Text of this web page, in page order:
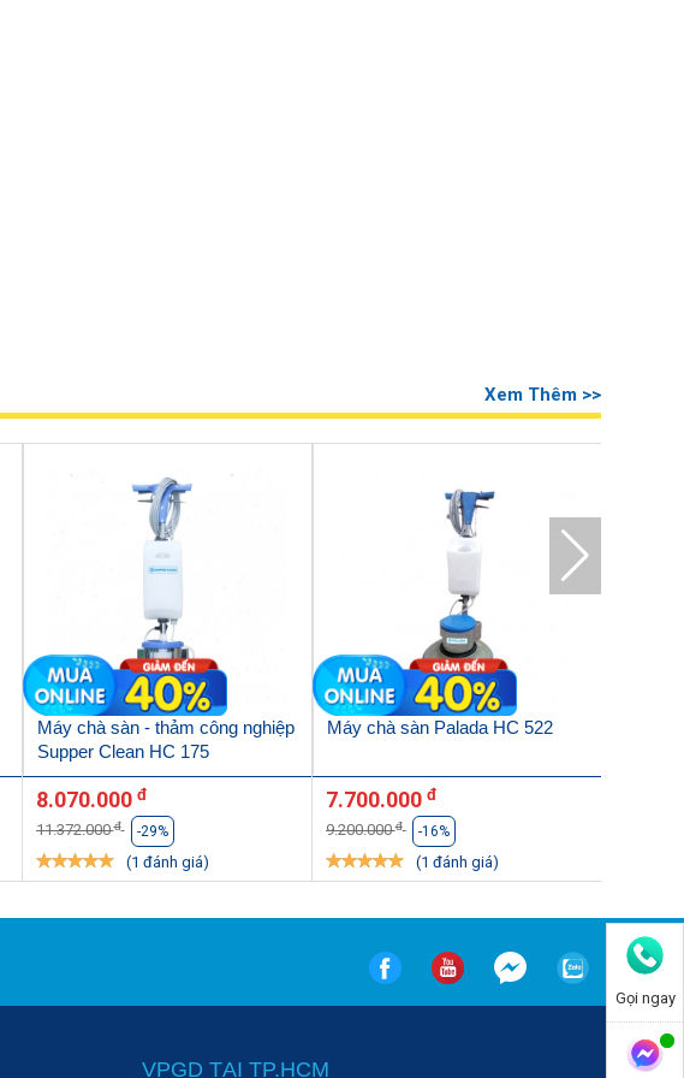
Xem Thêm >>
Máy chà sàn - thảm công nghiệp
Supper Clean HC 175
8.070.000 đ
11.372.000đ -29%
(1 đánh giá)
Máy chà sàn Palada HC 522
7.700.000 đ
9.200.000đ -16%
(1 đánh giá)
VPGD TẠI TP.HCM
Gọi ngay